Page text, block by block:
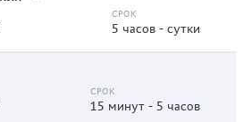
5 часов - сутки
15 минут - 5 часов